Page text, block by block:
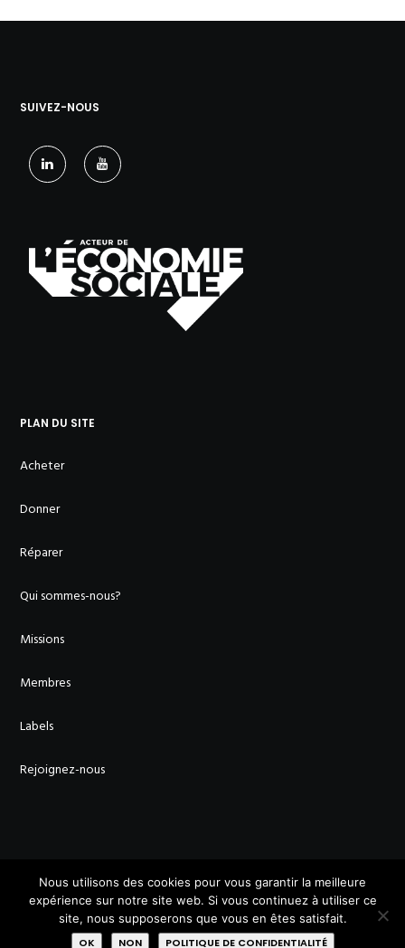
SUIVEZ-NOUS
PLAN DU SITE
Acheter
Donner
Réparer
Qui sommes-nous?
Missions
Membres
Labels
Rejoignez-nous
AVEC LE SOUTIEN DE :
Nous utilisons des cookies pour vous garantir la meilleure
expérience sur notre site web. Si vous continuez à utiliser ce
site, nous supposerons que vous en êtes satisfait.
OK
NON POLITIQUE DE CONFIDENTIALITÉ